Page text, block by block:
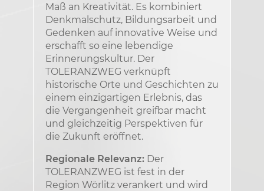
Maß an Kreativität. Es kombiniert
Denkmalschutz, Bildungsarbeit und
Gedenken auf innovative Weise und
erschafft so eine lebendige
Erinnerungskultur. Der
TOLERANZWEG verknüpft
historische Orte und Geschichten zu
einem einzigartigen Erlebnis, das
die Vergangenheit greifbar macht
und gleichzeitig Perspektiven für
die Zukunft eröffnet.
Regionale Relevanz: Der
TOLERANZWEG ist fest in der
Region Wörlitz verankert und wird